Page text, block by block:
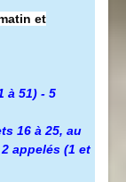
et
à 51) - 5
16 à 25, au
appelés (1 et